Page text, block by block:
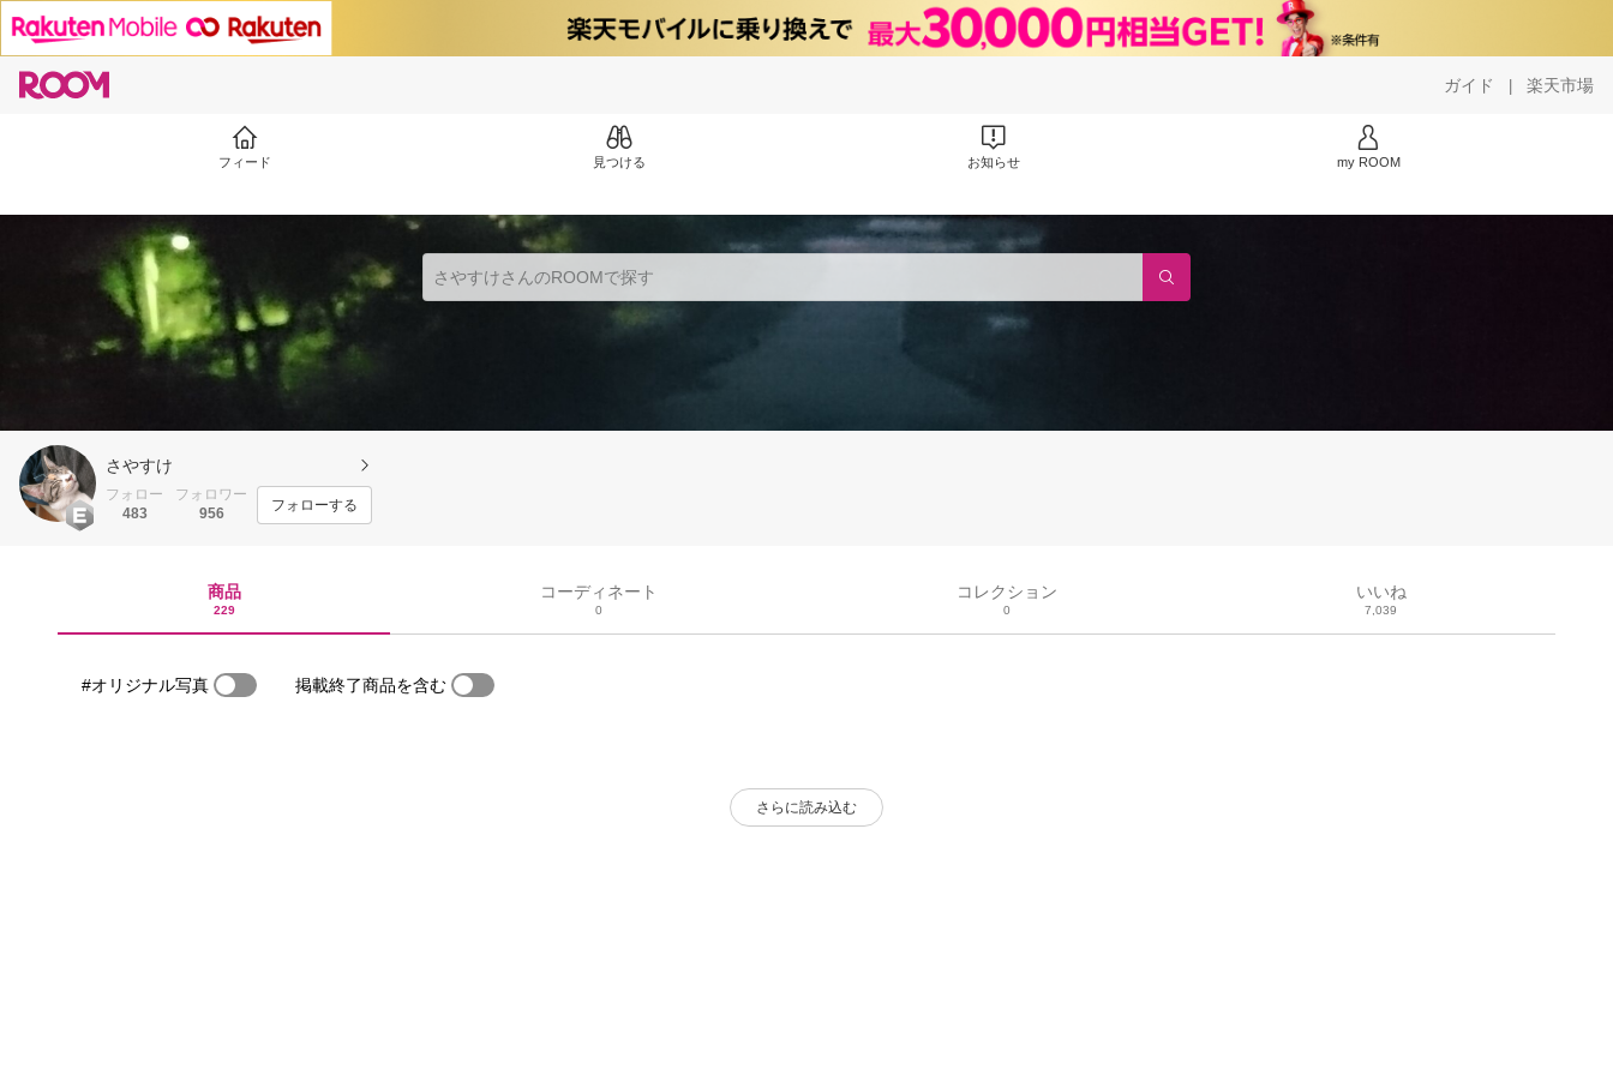
ガイド | 楽天市場
フィード 見つける お知らせ my ROOM
さやすけ
フォロー
483
フォロワー
956
フォローする
商品
229
コーディネート
0
コレクション
0
いいね
7,039
#オリジナル写真 掲載終了商品を含む
さらに読み込む